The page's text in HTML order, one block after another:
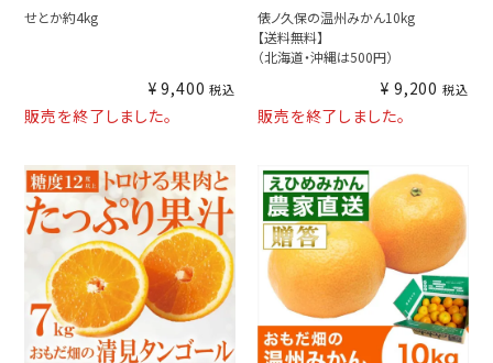
せとか約4kg
¥ 9,400 税込
販売を終了しました。
俵ノ久保の温州みかん10kg
【送料無料】
（北海道・沖縄は500円）
¥ 9,200 税込
販売を終了しました。